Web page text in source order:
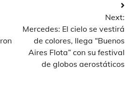
Next:
Mercedes: El cielo se vestirá
de colores, llega “Buenos
Aires Flota” con su festival
de globos aerostáticos